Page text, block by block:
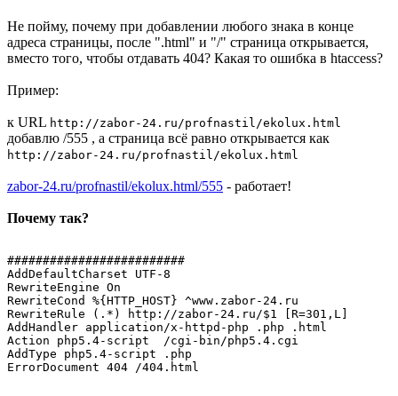
Не пойму, почему при добавлении любого знака в конце
адреса страницы, после ".html" и "/" страница открывается,
вместо того, чтобы отдавать 404? Какая то ошибка в htaccess?
Пример:
к URL http://zabor-24.ru/profnastil/ekolux.html
добавлю /555 , а страница всё равно открывается как
http://zabor-24.ru/profnastil/ekolux.html
zabor-24.ru/profnastil/ekolux.html/555 - работает!
Почему так?
#########################
AddDefaultCharset UTF-8
RewriteEngine On
RewriteCond %{HTTP_HOST} ^www.zabor-24.ru
RewriteRule (.*) http://zabor-24.ru/$1 [R=301,L]
AddHandler application/x-httpd-php .php .html
Action php5.4-script  /cgi-bin/php5.4.cgi
AddType php5.4-script .php
ErrorDocument 404 /404.html